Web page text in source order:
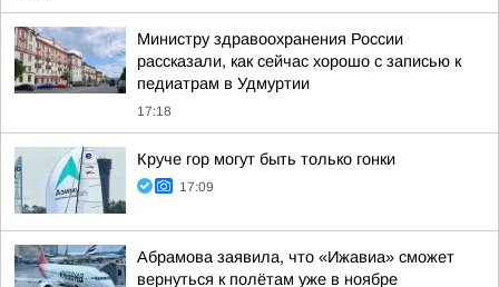
Министру здравоохранения России
рассказали, как сейчас хорошо с записью к
педиатрам в Удмуртии
17:18
Круче гор могут быть только гонки
17:09
Абрамова заявила, что «Ижавиа» сможет
вернуться к полётам уже в ноябре